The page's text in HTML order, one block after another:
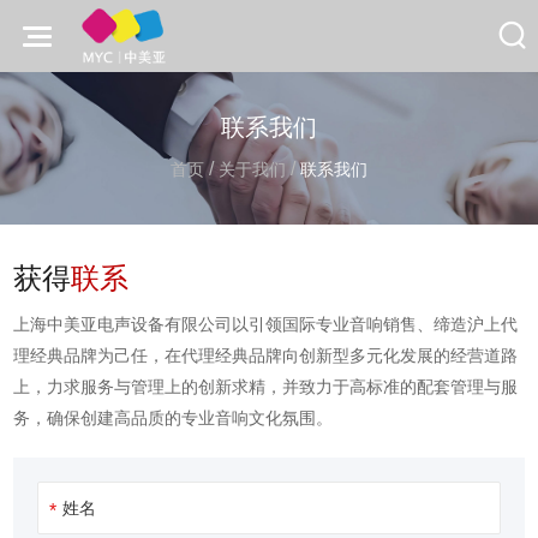
联系我们
首页/ 关于我们 /联系我们
获得联系
上海中美亚电声设备有限公司以引领国际专业音响销售、缔造沪上代
理经典品牌为己任，在代理经典品牌向创新型多元化发展的经营道路
上，力求服务与管理上的创新求精，并致力于高标准的配套管理与服
务，确保创建高品质的专业音响文化氛围。